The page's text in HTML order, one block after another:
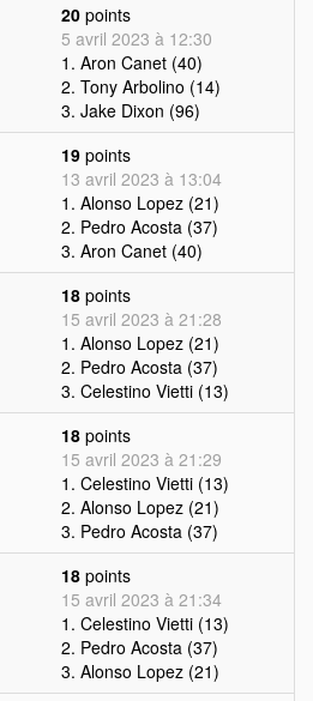
20 points
5 avril 2023 à 12:30
1. Aron Canet (40)
2. Tony Arbolino (14)
3. Jake Dixon (96)
19 points
13 avril 2023 à 13:04
1. Alonso Lopez (21)
2. Pedro Acosta (37)
3. Aron Canet (40)
18 points
15 avril 2023 à 21:28
1. Alonso Lopez (21)
2. Pedro Acosta (37)
3. Celestino Vietti (13)
18 points
15 avril 2023 à 21:29
1. Celestino Vietti (13)
2. Alonso Lopez (21)
3. Pedro Acosta (37)
18 points
15 avril 2023 à 21:34
1. Celestino Vietti (13)
2. Pedro Acosta (37)
3. Alonso Lopez (21)